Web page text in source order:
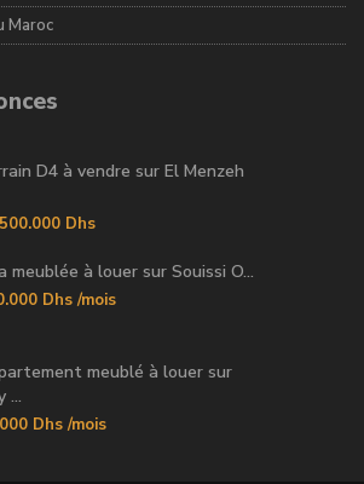
Maroc
D4 à vendre sur El Menzeh
Dhs
meublée à louer sur Souissi O...
Dhs /mois
meublé à louer sur
...
Dhs /mois